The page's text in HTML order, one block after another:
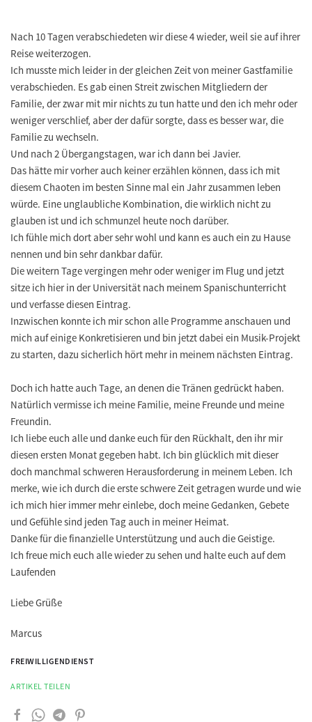
Nach 10 Tagen verabschiedeten wir diese 4 wieder, weil sie auf ihrer
Reise weiterzogen.
Ich musste mich leider in der gleichen Zeit von meiner Gastfamilie
verabschieden. Es gab einen Streit zwischen Mitgliedern der
Familie, der zwar mit mir nichts zu tun hatte und den ich mehr oder
weniger verschlief, aber der dafür sorgte, dass es besser war, die
Familie zu wechseln.
Und nach 2 Übergangstagen, war ich dann bei Javier.
Das hätte mir vorher auch keiner erzählen können, dass ich mit
diesem Chaoten im besten Sinne mal ein Jahr zusammen leben
würde. Eine unglaubliche Kombination, die wirklich nicht zu
glauben ist und ich schmunzel heute noch darüber.
Ich fühle mich dort aber sehr wohl und kann es auch ein zu Hause
nennen und bin sehr dankbar dafür.
Die weitern Tage vergingen mehr oder weniger im Flug und jetzt
sitze ich hier in der Universität nach meinem Spanischunterricht
und verfasse diesen Eintrag.
Inzwischen konnte ich mir schon alle Programme anschauen und
mich auf einige Konkretisieren und bin jetzt dabei ein Musik-Projekt
zu starten, dazu sicherlich hört mehr in meinem nächsten Eintrag.
Doch ich hatte auch Tage, an denen die Tränen gedrückt haben.
Natürlich vermisse ich meine Familie, meine Freunde und meine
Freundin.
Ich liebe euch alle und danke euch für den Rückhalt, den ihr mir
diesen ersten Monat gegeben habt. Ich bin glücklich mit dieser
doch manchmal schweren Herausforderung in meinem Leben. Ich
merke, wie ich durch die erste schwere Zeit getragen wurde und wie
ich mich hier immer mehr einlebe, doch meine Gedanken, Gebete
und Gefühle sind jeden Tag auch in meiner Heimat.
Danke für die finanzielle Unterstützung und auch die Geistige.
Ich freue mich euch alle wieder zu sehen und halte euch auf dem
Laufenden
Liebe Grüße
Marcus
FREIWILLIGENDIENST
ARTIKEL TEILEN